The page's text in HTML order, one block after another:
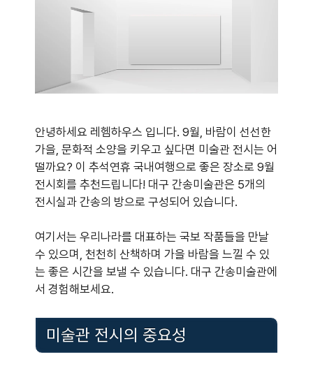
안녕하세요 레헴하우스 입니다. 9월, 바람이 선선한
가을, 문화적 소양을 키우고 싶다면 미술관 전시는 어
떨까요? 이 추석연휴 국내여행으로 좋은 장소로 9월
전시회를 추천드립니다! 대구 간송미술관은 5개의
전시실과 간송의 방으로 구성되어 있습니다.
여기서는 우리나라를 대표하는 국보 작품들을 만날
수 있으며, 천천히 산책하며 가을 바람을 느낄 수 있
는 좋은 시간을 보낼 수 있습니다. 대구 간송미술관에
서 경험해보세요.
미술관 전시의 중요성